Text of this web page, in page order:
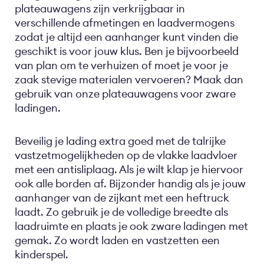
plateauwagens zijn verkrijgbaar in
verschillende afmetingen en laadvermogens
zodat je altijd een aanhanger kunt vinden die
geschikt is voor jouw klus. Ben je bijvoorbeeld
van plan om te verhuizen of moet je voor je
zaak stevige materialen vervoeren? Maak dan
gebruik van onze plateauwagens voor zware
ladingen.
Beveilig je lading extra goed met de talrijke
vastzetmogelijkheden op de vlakke laadvloer
met een antisliplaag. Als je wilt klap je hiervoor
ook alle borden af. Bijzonder handig als je jouw
aanhanger van de zijkant met een heftruck
laadt. Zo gebruik je de volledige breedte als
laadruimte en plaats je ook zware ladingen met
gemak. Zo wordt laden en vastzetten een
kinderspel.